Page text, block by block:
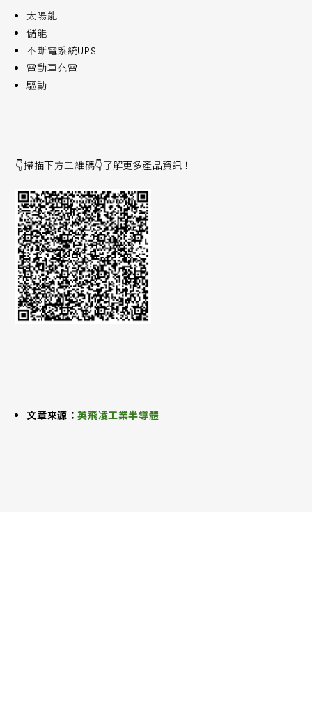
太陽能
儲能
不斷電系統UPS
電動車充電
驅動
👇掃描下方二維碼👇了解更多產品資訊！
文章來源：英飛凌工業半導體